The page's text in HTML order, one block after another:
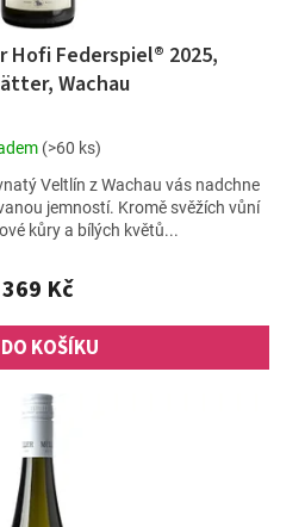
Hofi Federspiel® 2025,
Wachau
Průměrné
produktu
je
5,0
5
hvězdiček.
(>60 ks)
369 Kč
DO KOŠÍKU
Veltlín z Wachau vás nadchne
jemností. Kromě svěžích vůní
kůry a bílých květů...